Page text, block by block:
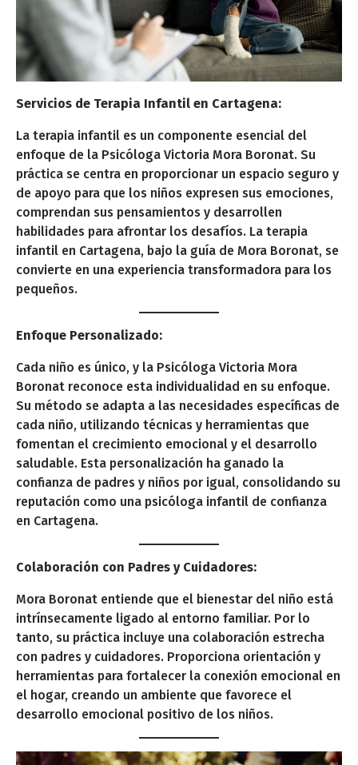
Servicios de Terapia Infantil en Cartagena:
La terapia infantil es un componente esencial del
enfoque de la Psicóloga Victoria Mora Boronat. Su
práctica se centra en proporcionar un espacio seguro y
de apoyo para que los niños expresen sus emociones,
comprendan sus pensamientos y desarrollen
habilidades para afrontar los desafíos. La terapia
infantil en Cartagena, bajo la guía de Mora Boronat, se
convierte en una experiencia transformadora para los
pequeños.
Enfoque Personalizado:
Cada niño es único, y la Psicóloga Victoria Mora
Boronat reconoce esta individualidad en su enfoque.
Su método se adapta a las necesidades específicas de
cada niño, utilizando técnicas y herramientas que
fomentan el crecimiento emocional y el desarrollo
saludable. Esta personalización ha ganado la
confianza de padres y niños por igual, consolidando su
reputación como una psicóloga infantil de confianza
en Cartagena.
Colaboración con Padres y Cuidadores:
Mora Boronat entiende que el bienestar del niño está
intrínsecamente ligado al entorno familiar. Por lo
tanto, su práctica incluye una colaboración estrecha
con padres y cuidadores. Proporciona orientación y
herramientas para fortalecer la conexión emocional en
el hogar, creando un ambiente que favorece el
desarrollo emocional positivo de los niños.